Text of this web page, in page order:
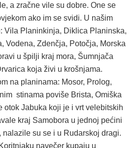
a zračne vile su dobre. One se
ako im se svidi. U našim
Vila Planinkinja, Diklica Planinska,
Vodena, Zdenčja, Potočja, Morska
u špilji kraj mora, Šumnjača
koja živi u krošnjama.
na planinama: Mosor, Prolog,
stinama poviše Brista, Omiška
otok Jabuka koji je i vrt velebitskih
kraj Samobora u jednoj pećini
nalazile su se i u Rudarskoj dragi.
navečer kupaju u